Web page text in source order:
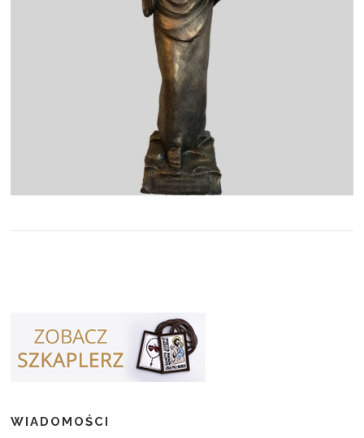
WIADOMOŚCI